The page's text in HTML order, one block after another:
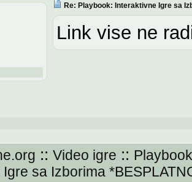
Re: Playbook: Interaktivne Igre sa
Link vise ne
:: Video igre ::
sa Izborima